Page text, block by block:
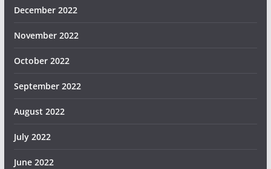
December 2022
November 2022
October 2022
September 2022
August 2022
July 2022
June 2022